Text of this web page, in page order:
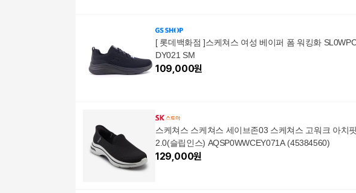
[ 롯데백화점 ]스케쳐스 여성 베이퍼 폼 워킹화
DY021 SM
109,000원
스케쳐스 스케쳐스 세이브존03 스케쳐스 고워크 아치
2.0(슬립인스) AQSP0WWCEY071A (45384560)
129,000원